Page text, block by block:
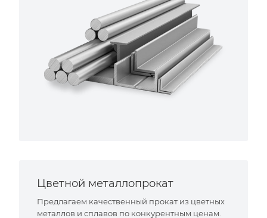
Цветной металлопрокат
Предлагаем качественный прокат из цветных
металлов и сплавов по конкурентным ценам.